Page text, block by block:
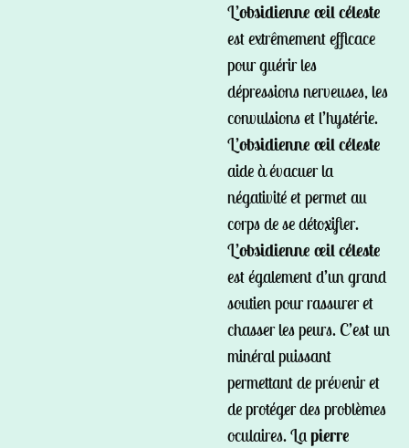
L’obsidienne œil céleste
est extrêmement efficace
pour guérir les
dépressions nerveuses, les
convulsions et l’hystérie.
L’obsidienne œil céleste
aide à évacuer la
négativité et permet au
corps de se détoxifier.
L’obsidienne œil céleste
est également d’un grand
soutien pour rassurer et
chasser les peurs. C’est un
minéral puissant
permettant de prévenir et
de protéger des problèmes
oculaires. Lapierre